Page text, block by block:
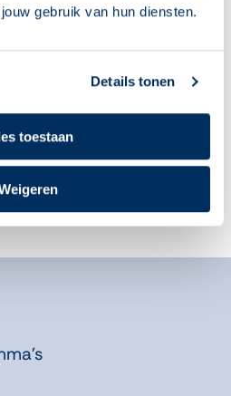
gebruik van hun diensten.
Details tonen
toestaan
het nieuwe
cursusjaar? Deze 10
tips helpen je op weg